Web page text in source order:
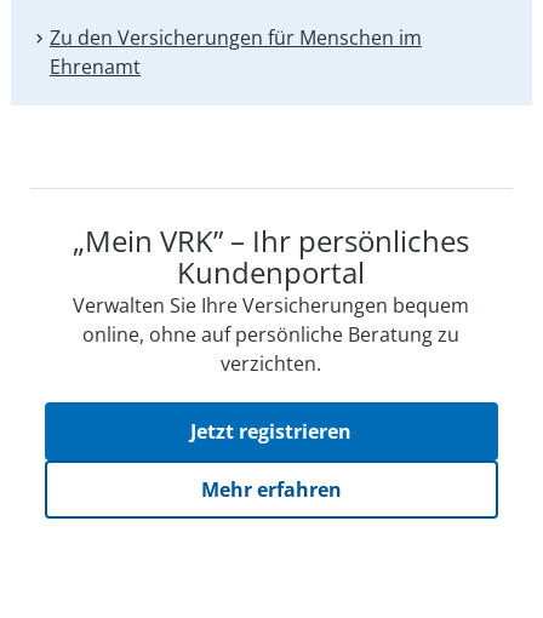
Zu den Versicherungen für Menschen im
Ehrenamt
„Mein VRK” – Ihr persönliches
Kundenportal
Verwalten Sie Ihre Versicherungen bequem
online, ohne auf persön­li­che Beratung zu
verzichten.
Jetzt registrieren
Mehr erfahren